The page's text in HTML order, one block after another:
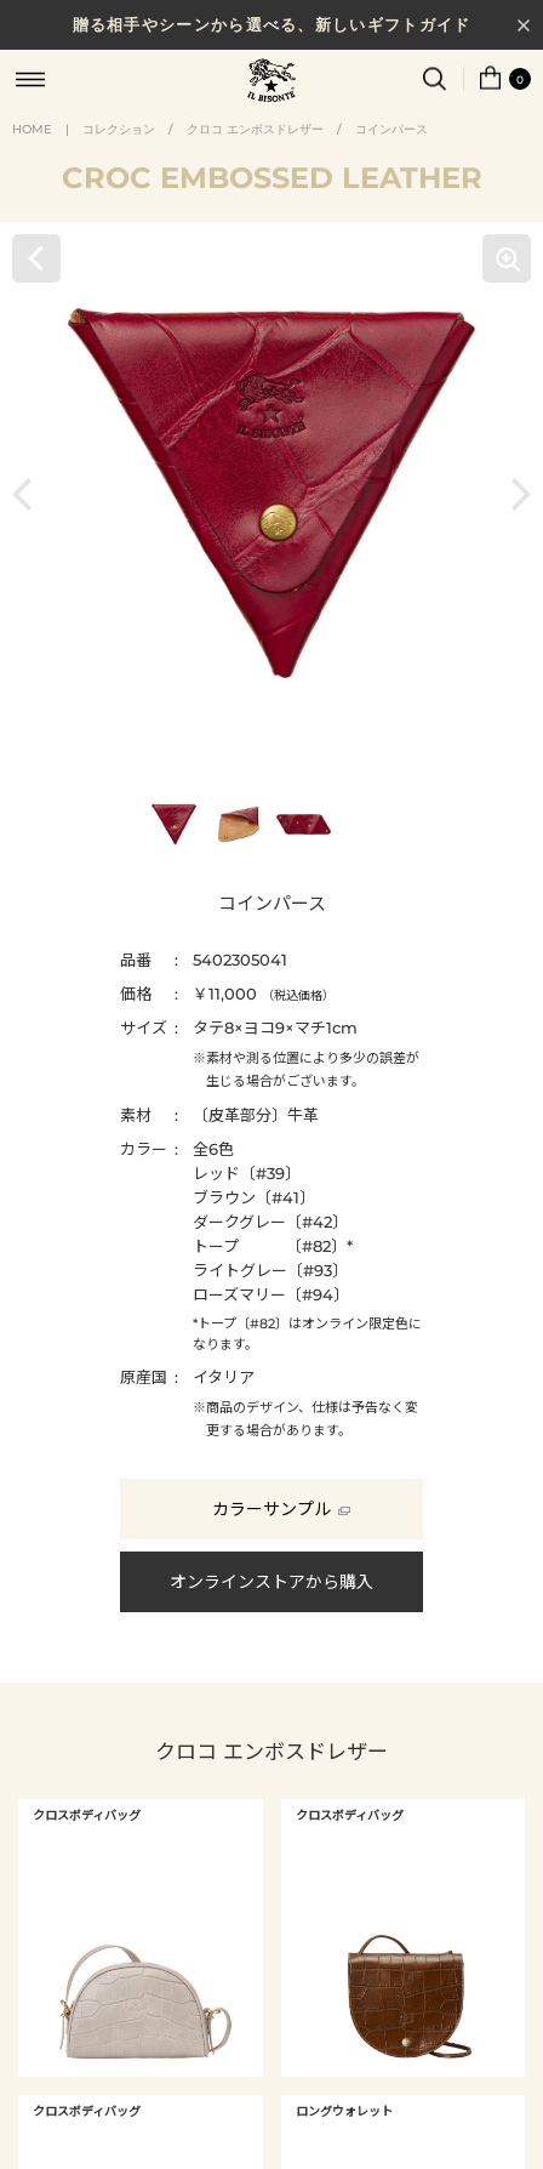
贈る相手やシーンから選べる、新しいギフトガイド
0
HOME | コレクション / クロコ エンボスドレザー / コインパース
CROC EMBOSSED LEATHER
コインパース
品番
5402305041
価格
￥11,000 （税込価格）
サイズ タテ8×ヨコ9×マチ1cm
※素材や測る位置により多少の誤差が
生じる場合がございます。
素材
〔皮革部分〕牛革
カラー
全6色
レッド〔#39〕
ブラウン〔#41〕
ダークグレー〔#42〕
トープ 〔#82〕*
ライトグレー〔#93〕
ローズマリー〔#94〕
*トープ〔#82〕はオンライン限定色に
なります。
原産国 イタリア
※商品のデザイン、仕様は予告なく変
更する場合があります。
カラーサンプル
オンラインストアから購入
クロコ エンボスドレザー
クロスボディバッグ クロスボディバッグ
クロスボディバッグ ロングウォレット